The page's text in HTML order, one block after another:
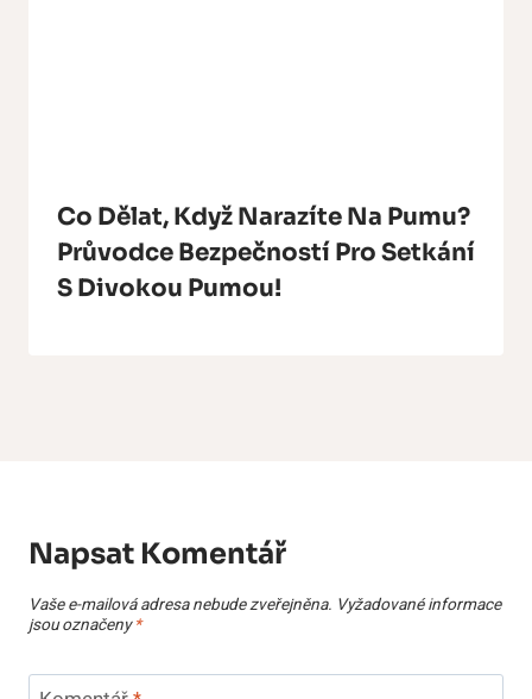
Co Dělat, Když Narazíte Na Pumu?
Průvodce Bezpečností Pro Setkání
S Divokou Pumou!
Napsat Komentář
Vaše e-mailová adresa nebude zveřejněna. Vyžadované informace
jsou označeny*